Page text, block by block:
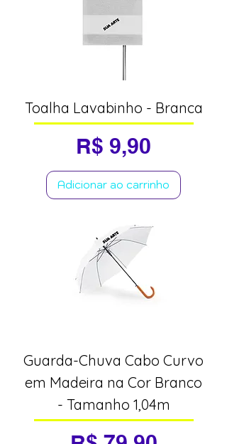
Toalha Lavabinho - Branca
Preço
R$ 9,90
Adicionar ao carrinho
Guarda-Chuva Cabo Curvo
em Madeira na Cor Branco
- Tamanho 1,04m